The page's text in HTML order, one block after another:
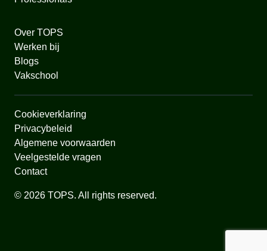
Over TOPS
Werken bij
Blogs
Vakschool
Cookieverklaring
Privacybeleid
Algemene voorwaarden
Veelgestelde vragen
Contact
© 2026 TOPS. All rights reserved.